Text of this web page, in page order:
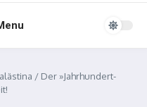
/ Der »Jahrhundert-